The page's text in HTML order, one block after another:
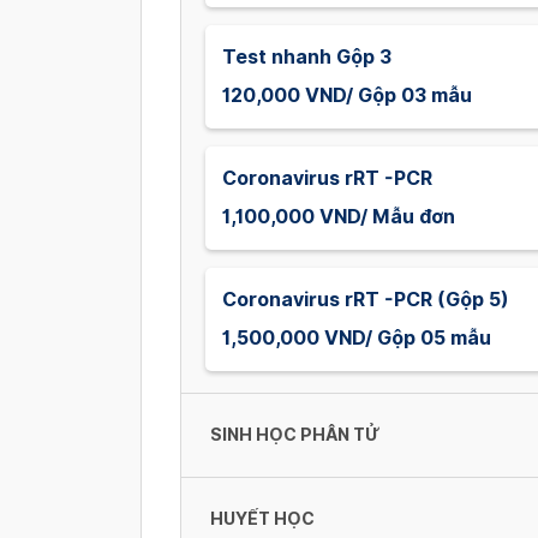
Test nhanh Gộp 3
120,000 VND/ Gộp 03 mẫu
Coronavirus rRT -PCR
1,100,000 VND/ Mẫu đơn
Coronavirus rRT -PCR (Gộp 5)
1,500,000 VND/ Gộp 05 mẫu
SINH HỌC PHÂN TỬ
HBV – DNA (Định Lượng -
HUYẾT HỌC